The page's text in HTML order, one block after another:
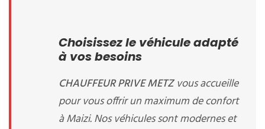
Choisissez le véhicule adapté
à vos besoins
CHAUFFEUR PRIVE METZvous accueille
pour vous offrir un maximum de confort
à Maizi. Nos véhicules sont modernes et